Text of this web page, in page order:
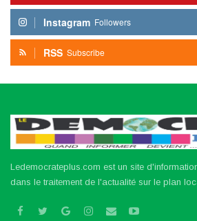
Instagram Followers
RSS Subscribe
Ledemocrateplus.com est un site
dans le traitement de l'actualité sur le plan